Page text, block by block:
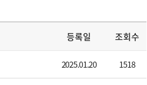
등록일 조회수
2025.01.20 1518